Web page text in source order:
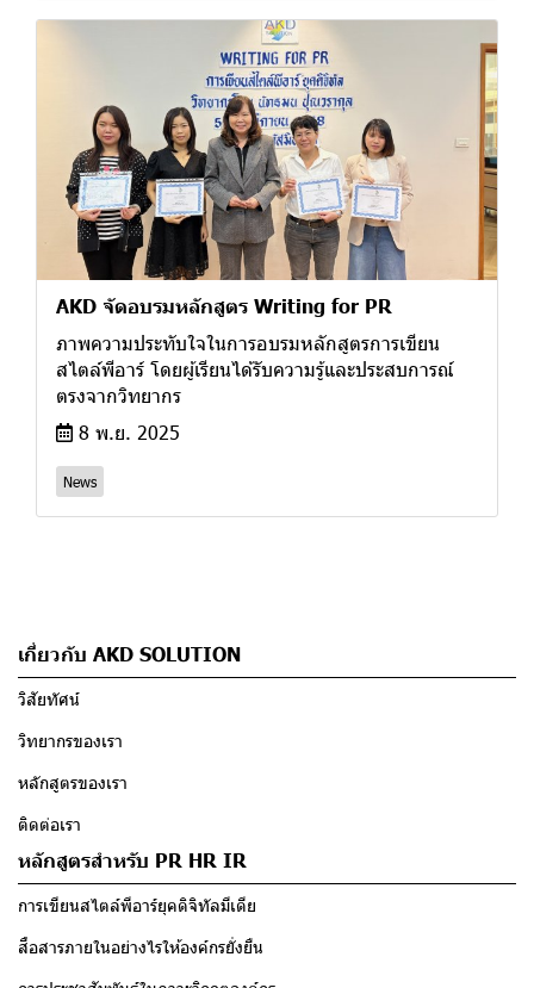
AKD จัดอบรมหลักสูตร Writing for PR
ภาพความประทับใจในการอบรมหลักสูตรการเขียน
สไตล์พีอาร์ โดยผู้เรียนได้รับความรู้และประสบการณ์
ตรงจากวิทยากร
8 พ.ย. 2025
News
เกี่ยวกับ AKD SOLUTION
วิสัยทัศน์
วิทยากรของเรา
หลักสูตรของเรา
ติดต่อเรา
หลักสูตรสำหรับ PR HR IR
การเขียนสไตล์พีอาร์ยุคดิจิทัลมีเดีย
สื่อสารภายในอย่างไรให้องค์กรยั่งยืน